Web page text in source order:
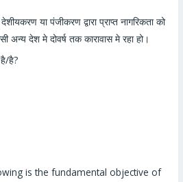
या पंजीकरण द्वारा प्राप्त नागरिकता को
अन्यदेश मे दोवर्ष तक कारावास मे रहा हो।
है?
is the fundamental objective of